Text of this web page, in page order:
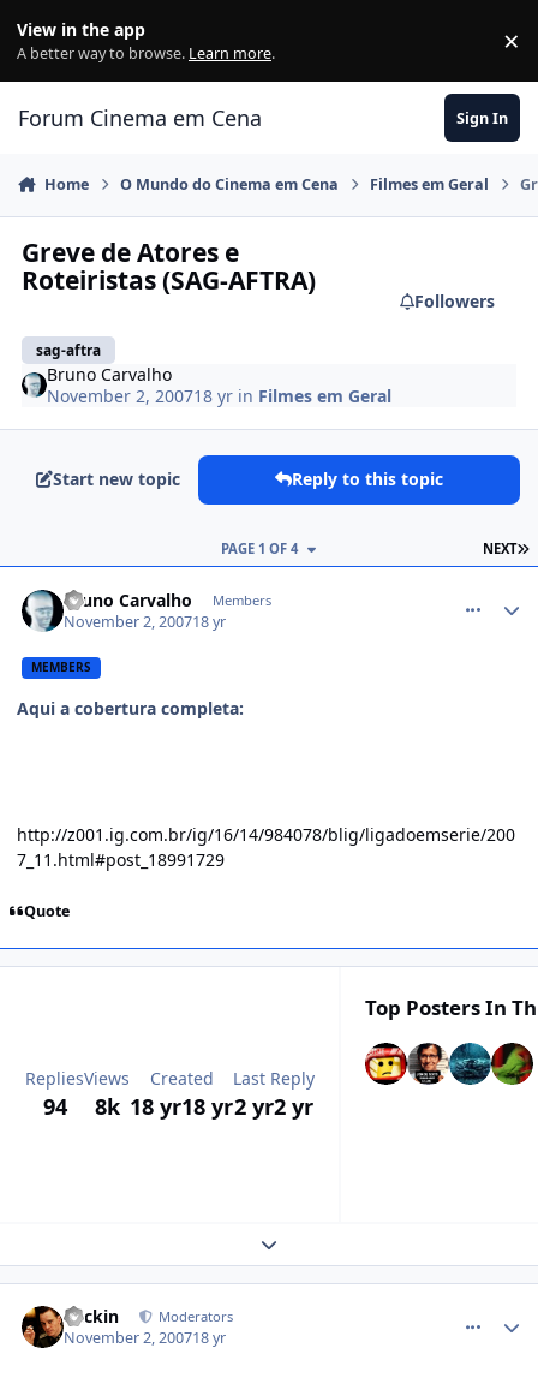
View in the app
A better way to browse. Learn more. ×
Forum Cinema em Cena Sign In
Home O Mundo do Cinema em Cena Filmes em Geral
Greve de Atores e
Roteiristas (SAG-AFTRA)
sag-aftra
Followers
Bruno Carvalho
November 2, 200718 yr in Filmes em Geral
Start new topic Reply to this topic
NEXT
PAGE 1 OF 4
Bruno Carvalho Members
November 2, 200718 yr
MEMBERS
Aqui a cobertura completa:
http://z001.ig.com.br/ig/16/14/984078/blig/ligadoemserie/200
7_11.html#post_18991729
Quote
Replies
94
Views
8k
Created
18 yr18 yr
Last Reply
2 yr2 yr
Top Posters In
Expand topic overview
Beckin Moderators
November 2, 200718 yr